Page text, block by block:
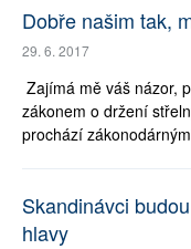
Dobře našim tak,
29. 6. 2017
Zajímá mě váš názor,
zákonem o držení
prochází
Skandinávci
hlavy